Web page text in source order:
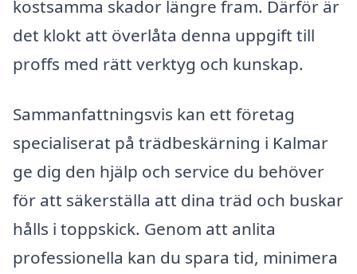
kostsamma skador längre fram. Därför är
det klokt att överlåta denna uppgift till
proffs med rätt verktyg och kunskap.
Sammanfattningsvis kan ett företag
specialiserat på trädbeskärning i Kalmar
ge dig den hjälp och service du behöver
för att säkerställa att dina träd och buskar
hålls i toppskick. Genom att anlita
professionella kan du spara tid, minimera